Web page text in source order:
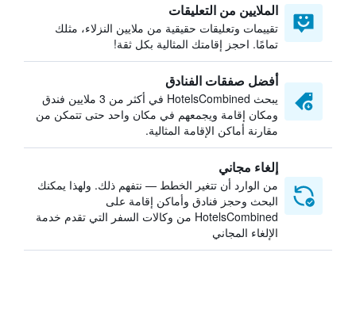
الملايين من التعليقات
تقييمات وتعليقات حقيقية من ملايين النزلاء، مثلك
تمامًا. احجز إقامتك المثالية بكل ثقة!
أفضل صفقات الفنادق
يبحث HotelsCombined في أكثر من 3 ملايين فندق
ومكان إقامة ويجمعهم في مكان واحد حتى تتمكن من
مقارنة أماكن الإقامة المثالية.
إلغاء مجاني
من الوارد أن تتغير الخطط — نتفهم ذلك. ولهذا يمكنك
البحث وحجز فنادق وأماكن إقامة على
HotelsCombined من وكالات السفر التي تقدم خدمة
الإلغاء المجاني